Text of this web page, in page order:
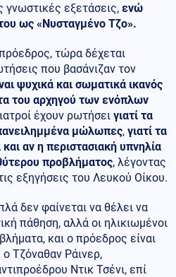
γνωστικές εξετάσεις, ενώ
ως «Νυσταγμένο Τζο».
τώρα δέχεται
που βασάνιζαν τον
ψυχικά και σωματικά ικανός
του αρχηγού των ενόπλων
έχουν ρωτήσει γιατί τα
μώλωπες, γιατί τα
αν η περιστασιακή υπνηλία
προβλήματος, λέγοντας
εξηγήσεις του Λευκού Οίκου.
δεν φαίνεται να θέλει να
πάθηση, αλλά οι ηλικιωμένοι
και ο πρόεδρος είναι
Τζόναθαν Ράινερ,
Ντικ Τσένι, επί